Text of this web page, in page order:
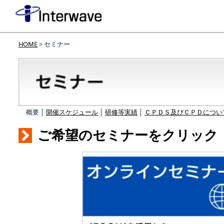
HOME> セミナー
概要 │ 開催スケジュール 研修等実績 ＣＰＤＳ及びＣＰＤにつ
ご希望のセミナーをクリック